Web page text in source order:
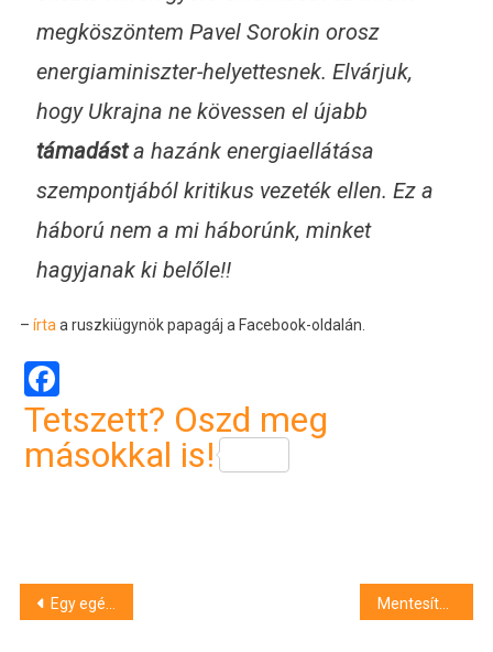
megköszöntem Pavel Sorokin orosz
energiaminiszter-helyettesnek. Elvárjuk,
hogy Ukrajna ne kövessen el újabb
támadásta hazánk energiaellátása
szempontjából kritikus vezeték ellen. Ez a
háború nem a mi háborúnk, minket
hagyjanak ki belőle!!
– írtaa ruszkiügynök papagáj a Facebook-oldalán.
Facebook
Tetszett? Oszd meg
másokkal is!
Bejegyzés
Egy egész állatkert utazik majd az 1-es villamoson Debrecenben Mentesítő járatokat indít a MÁV a karneváli éjszakán Debrecen térségében